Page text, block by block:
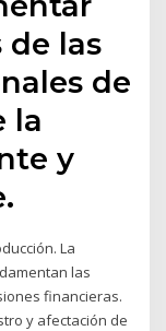
las
de
la
y
La
las
financieras.
y afectación de